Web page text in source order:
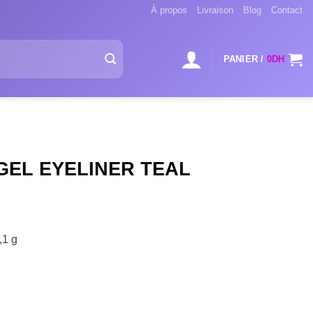
À propos Livraison Blog Contact
PANIER / 0DH
EYELINER TEAL
g